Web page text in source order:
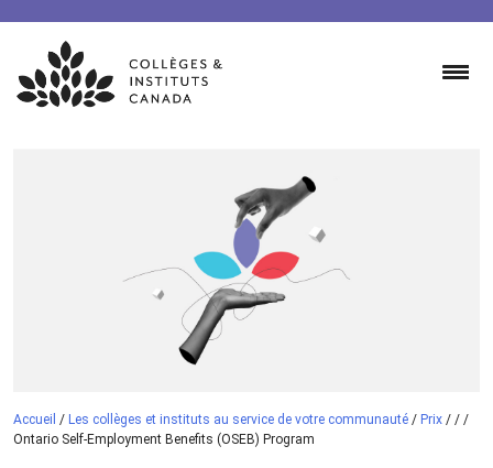
Skip
content
Accueil / Les collèges et instituts au service de votre communauté / Prix / / /
Ontario Self-Employment Benefits (OSEB) Program